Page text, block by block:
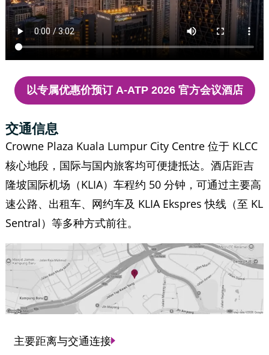
以专属优惠价预订 A-ATP 2026 官方会议酒店
交通信息
Crowne Plaza Kuala Lumpur City Centre 位于 KLCC
核心地段，国际与国内旅客均可便捷抵达。酒店距吉
隆坡国际机场（KLIA）车程约 50 分钟，可通过主要高
速公路、出租车、网约车及 KLIA Ekspres 快线（至 KL
Sentral）等多种方式前往。
主要距离与交通连接